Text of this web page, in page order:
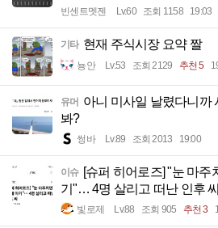
빈센트멧젠 Lv.60 조회 1158 19:03
기타 현재 주식시장 요약 짤
뇽안 Lv.53 조회 2129 추천 5
유머 아니 미사일 날렸다니까
봐?
썽바 Lv.89 조회 2013 19:00
이슈 [슈퍼 히어로즈] "눈 마주
기"… 4명 살리고 떠난 인후 씨
빛로제 Lv.88 조회 905 추천 3